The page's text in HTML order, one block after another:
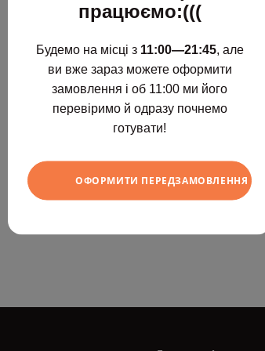
працюємо:(((
Будемо на місці з 11:00—21:45, але
ви вже зараз можете оформити
замовлення і об 11:00 ми його
перевіримо й одразу почнемо
готувати!
ОФОРМИТИ ПЕРЕДЗАМОВЛЕННЯ